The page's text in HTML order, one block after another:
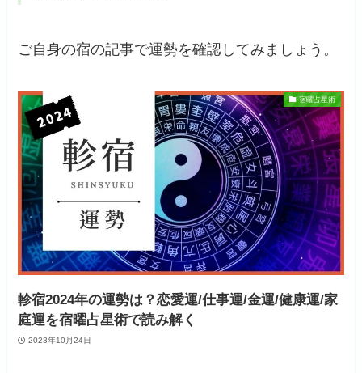
ご自身の宿の記事で運勢を確認してみましょう。
宿曜占星術
軫宿2024年の運勢は？恋愛運/仕事運/金運/健康運/家
庭運を宿曜占星術で読み解く
2023年10月24日